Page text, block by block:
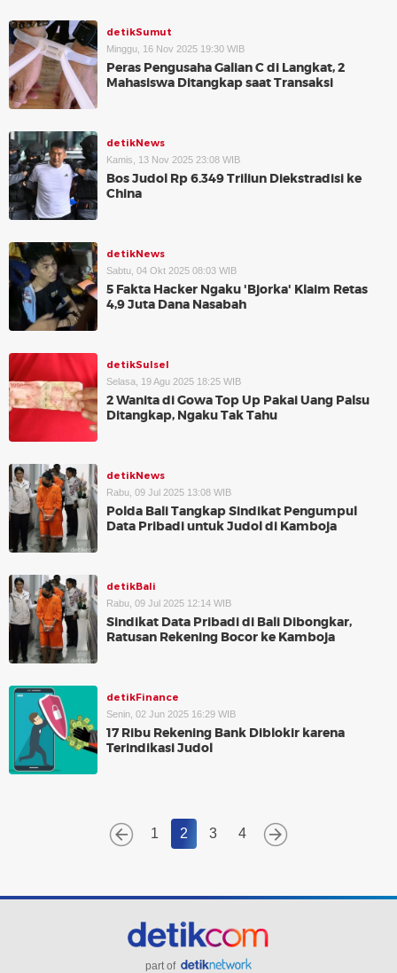
detikSumut
Minggu, 16 Nov 2025 19:30 WIB
Peras Pengusaha Galian C di Langkat, 2
Mahasiswa Ditangkap saat Transaksi
detikNews
Kamis, 13 Nov 2025 23:08 WIB
Bos Judol Rp 6.349 Triliun Diekstradisi ke
China
detikNews
Sabtu, 04 Okt 2025 08:03 WIB
5 Fakta Hacker Ngaku 'Bjorka' Klaim Retas
4,9 Juta Dana Nasabah
detikSulsel
Selasa, 19 Agu 2025 18:25 WIB
2 Wanita di Gowa Top Up Pakai Uang Palsu
Ditangkap, Ngaku Tak Tahu
detikNews
Rabu, 09 Jul 2025 13:08 WIB
Polda Bali Tangkap Sindikat Pengumpul
Data Pribadi untuk Judol di Kamboja
detikBali
Rabu, 09 Jul 2025 12:14 WIB
Sindikat Data Pribadi di Bali Dibongkar,
Ratusan Rekening Bocor ke Kamboja
detikFinance
Senin, 02 Jun 2025 16:29 WIB
17 Ribu Rekening Bank Diblokir karena
Terindikasi Judol
1 2 3 4
part of